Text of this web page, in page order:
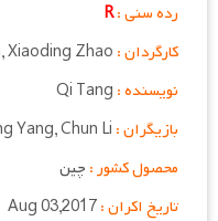
رده سنی :R
کارگردان :
نویسنده : Qi Tang
بازیگران :
محصول کشور : چین
تاریخ اکران :